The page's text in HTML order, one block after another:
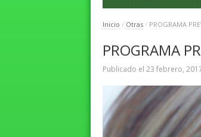
Inicio / Otras / PROGRAMA
PROGRAMA
Publicado el 23 febrero,